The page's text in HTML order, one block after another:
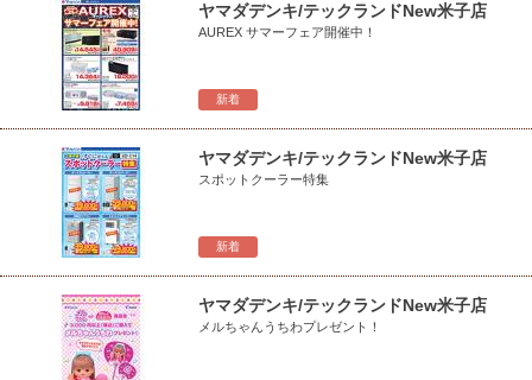
新着
ヤマダデンキ/テックランドNew米子店
AUREX サマーフェア開催中！
新着
ヤマダデンキ/テックランドNew米子店
スポットクーラー特集
ヤマダデンキ/テックランドNew米子店
メルちゃんうちわプレゼント！